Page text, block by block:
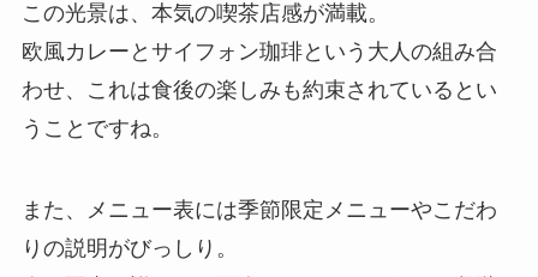
この光景は、本気の喫茶店感が満載。
欧風カレーとサイフォン珈琲という大人の組み合
わせ、これは食後の楽しみも約束されているとい
うことですね。
また、メニュー表には季節限定メニューやこだわ
りの説明がびっしり。